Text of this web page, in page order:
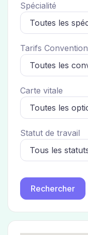
Spécialité
Tarifs Convention
Carte vitale
Statut de travail